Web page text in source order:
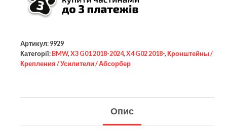
Артикул: 9929
Категорії: BMW, X3 G01 2018-2024, X4 G02 2018-, Кронштейны /
Крепления / Усилители / Абсорбер
Опис